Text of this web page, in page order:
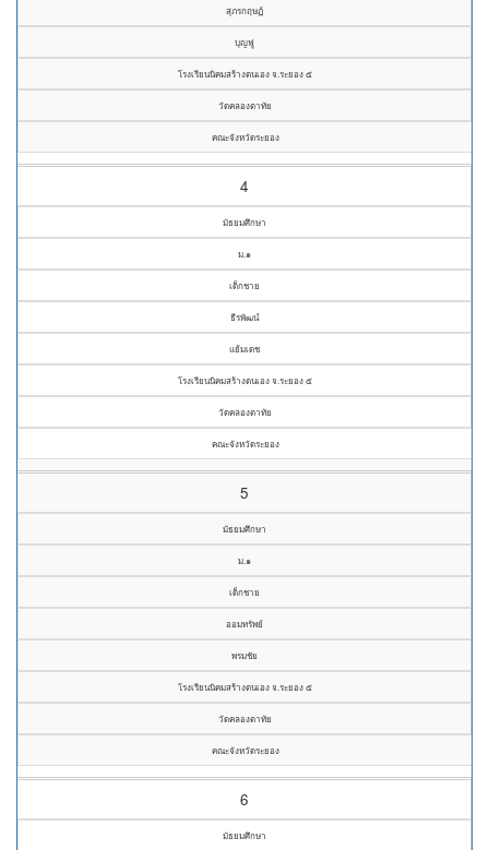
สุภรกฤษฏ์
บุญฟู
โรงเรียนนิคมสร้างตนเอง จ.ระยอง ๕
วัดคลองตาทัย
คณะจังหวัดระยอง
4
มัธยมศึกษา
ม.๑
เด็กชาย
ธีรพัฒน์
แย้มเดช
โรงเรียนนิคมสร้างตนเอง จ.ระยอง ๕
วัดคลองตาทัย
คณะจังหวัดระยอง
5
มัธยมศึกษา
ม.๑
เด็กชาย
ออมทรัพย์
พรมชัย
โรงเรียนนิคมสร้างตนเอง จ.ระยอง ๕
วัดคลองตาทัย
คณะจังหวัดระยอง
6
มัธยมศึกษา